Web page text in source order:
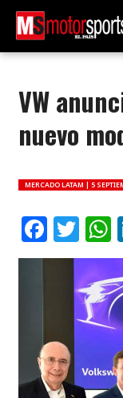
VW
nuevo
MERCADO LATAM | 5